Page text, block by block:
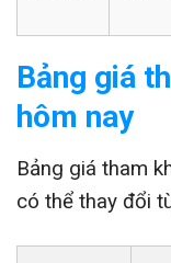
Bảng giá
hôm nay
Bảng giá tham
có thể thay đổi